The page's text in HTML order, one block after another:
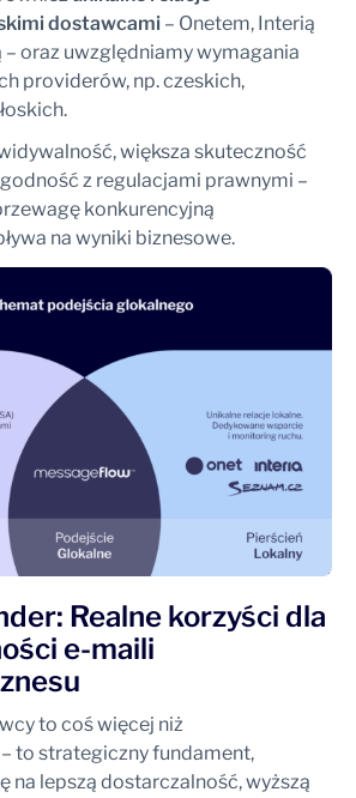
dostawcami – Onetem, Interią
– oraz uwzględniamy wymagania
providerów, np. czeskich,
większa skuteczność
z regulacjami prawnymi –
konkurencyjną
na wyniki biznesowe.
Realne korzyści dla
e-maili
to coś więcej niż
to strategiczny fundament,
na lepszą dostarczalność, wyższą